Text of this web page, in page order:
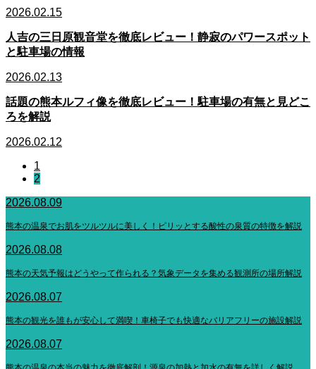
2026.02.15
人吉の三日原観音堂を徹底レビュー！静寂のパワースポット
と駐車場の情報
2026.02.13
話題の熊本ルフィ像を徹底レビュー！駐車場の有無と見どこ
ろを解説
2026.02.12
1
2
2026.08.09
熊本の温泉でお肌をツルツルに美しく！ピリッとする酸性の泉質の特徴を解説
2026.08.08
熊本の天気予報はどうやって作られる？気象データを集める観測所の場所解説
2026.08.07
熊本の観光を誰もが安心して満喫！車椅子でも快適なバリアフリーの施設解説
2026.08.07